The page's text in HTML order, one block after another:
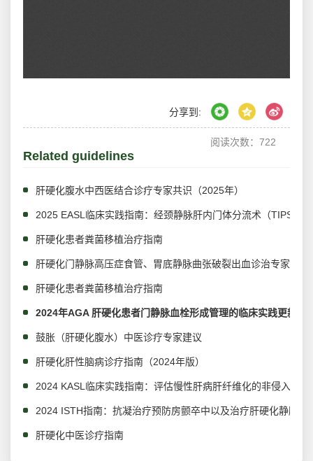
分享到:
阅读次数： 722
Related guidelines
肝硬化腹水中西医结合诊疗专家共识（2025年）
2025 EASL临床实践指南：经颈静脉肝内门体分流术（TIPS）
肝硬化患者粪菌移植治疗指南
肝硬化门静脉高压症食管、胃底静脉曲张破裂出血诊治专家共识
肝硬化患者粪菌移植治疗指南
2024年AGA 肝硬化患者门静脉血栓形成管理的临床实践更新：
鼓胀（肝硬化腹水）中医诊疗专家建议
肝硬化肝性脑病诊疗指南（2024年版）
2024 KASL临床实践指南：评估慢性肝病肝纤维化的非侵入性检
2024 ISTH指南：抗凝治疗预防房颤卒中以及治疗肝硬化静脉血
肝硬化中医诊疗指南